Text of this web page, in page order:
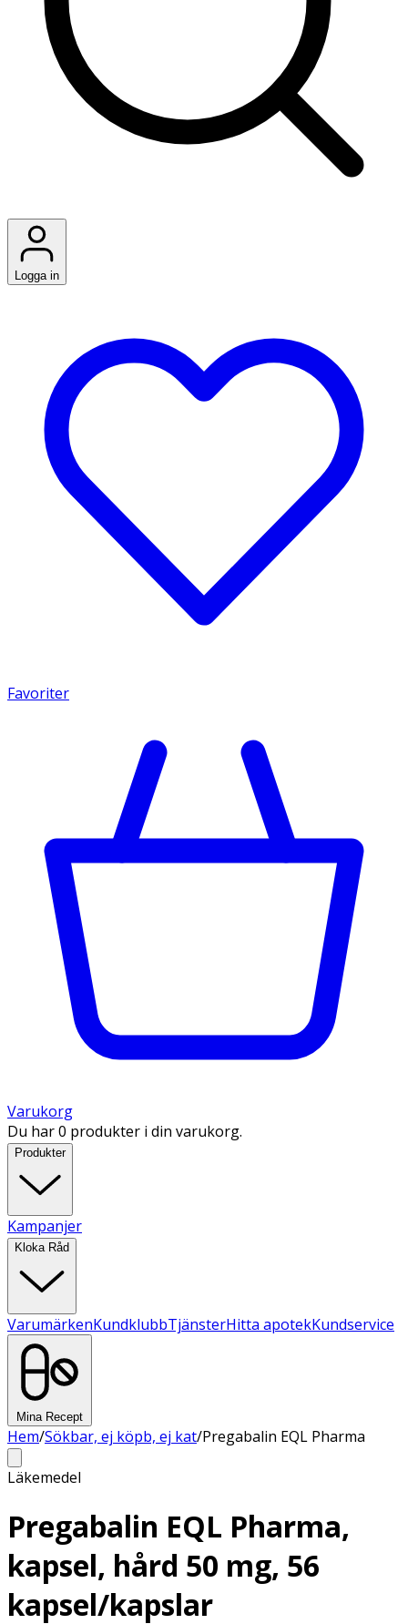
Logga in
Favoriter
Varukorg
Du har 0 produkter i din varukorg.
Produkter
Kampanjer
Kloka Råd
VarumärkenKundklubbTjänsterHitta apotekKundservice
Mina Recept
Hem/Sökbar, ej köpb, ej kat/Pregabalin EQL Pharma
Läkemedel
Pregabalin EQL Pharma,
kapsel, hård 50 mg, 56
kapsel/kapslar